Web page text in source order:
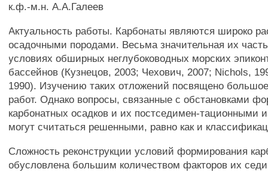
к.ф.-м.н. А.А.Галеев
Актуальность работы. Карбонаты являются широко
осадочными породами. Весьма значительная их
условиях обширных неглубоководных морских
бассейнов (Кузнецов, 2003; Чехович, 2007; Nichols,
1990). Изучению таких отложений посвящено
работ. Однако вопросы, связанные с обстановками
карбонатных осадков и их постседимен-тационными
могут считаться решенными, равно как и
Сложность реконструкции условий формирования
обусловлена большим количеством факторов их